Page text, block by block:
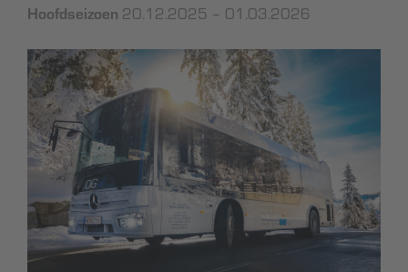
Hoofdseizoen 20.12.2025 – 01.03.2026